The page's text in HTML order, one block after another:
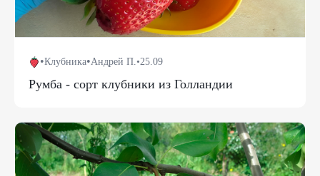
•Клубника•Андрей П.•25.09
Румба - сорт клубники из Голландии